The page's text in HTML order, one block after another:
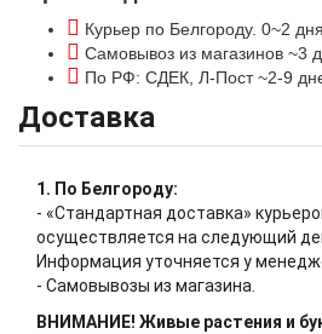
Курьер по Белгороду. 0~2
Самовывоз из магазинов ~3
По РФ: СДЕК, Л-Пост ~2-9
Доставка
1. По Белгороду:
- «Стандартная доставка»
осуществляется на следующий
Информация уточняется у
- Самовывозы из магазина.
ВНИМАНИЕ! Живые растения и